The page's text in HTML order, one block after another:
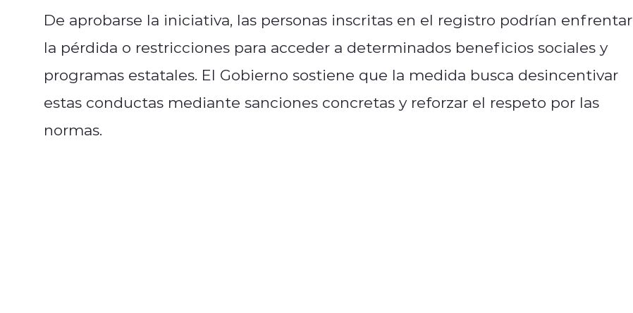
De aprobarse la iniciativa, las personas inscritas en el registro podrían enfrentar
la pérdida o restricciones para acceder a determinados beneficios sociales y
programas estatales. El Gobierno sostiene que la medida busca desincentivar
estas conductas mediante sanciones concretas y reforzar el respeto por las
normas.